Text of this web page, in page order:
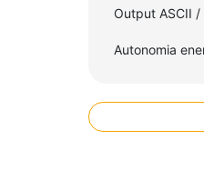
Output ASCII
Autonomia